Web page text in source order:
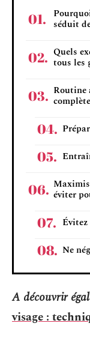
séduit
Quels
tous les
Routine
éviter
Ne
A découvrir
visage :